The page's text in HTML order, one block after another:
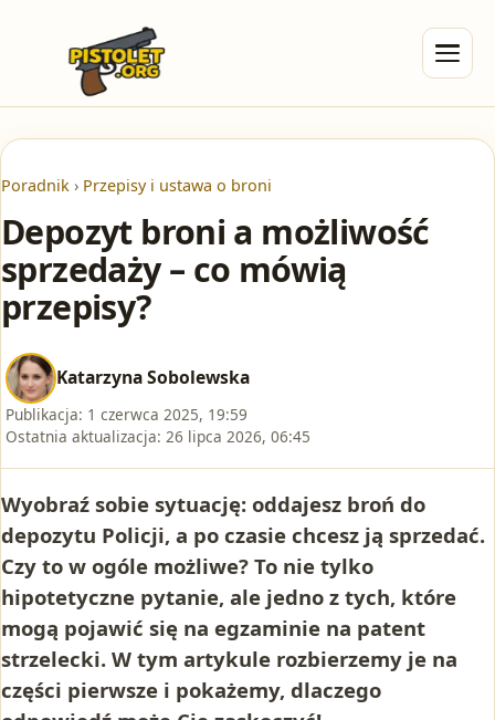
Poradnik › Przepisy i ustawa o broni
Depozyt broni a możliwość
sprzedaży – co mówią
przepisy?
Katarzyna Sobolewska
Publikacja: 1 czerwca 2025, 19:59
Ostatnia aktualizacja: 26 lipca 2026, 06:45
Wyobraź sobie sytuację: oddajesz broń do
depozytu Policji, a po czasie chcesz ją sprzedać.
Czy to w ogóle możliwe? To nie tylko
hipotetyczne pytanie, ale jedno z tych, które
mogą pojawić się na egzaminie na patent
strzelecki. W tym artykule rozbierzemy je na
części pierwsze i pokażemy, dlaczego